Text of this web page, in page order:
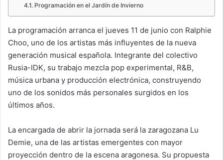
Programación en el Jardín de Invierno
La programación arranca el jueves 11 de junio con Ralphie
Choo, uno de los artistas más influyentes de la nueva
generación musical española. Integrante del colectivo
Rusia-IDK, su trabajo mezcla pop experimental, R&B,
música urbana y producción electrónica, construyendo
uno de los sonidos más personales surgidos en los
últimos años.
La encargada de abrir la jornada será la zaragozana Lu
Demie, una de las artistas emergentes con mayor
proyección dentro de la escena aragonesa. Su propuesta